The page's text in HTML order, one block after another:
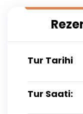
Tur Tarihi
Tur Saati: